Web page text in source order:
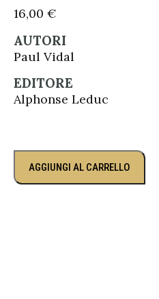
16,00 €
AUTORI
Paul Vidal
EDITORE
Alphonse Leduc
AGGIUNGI AL CARRELLO